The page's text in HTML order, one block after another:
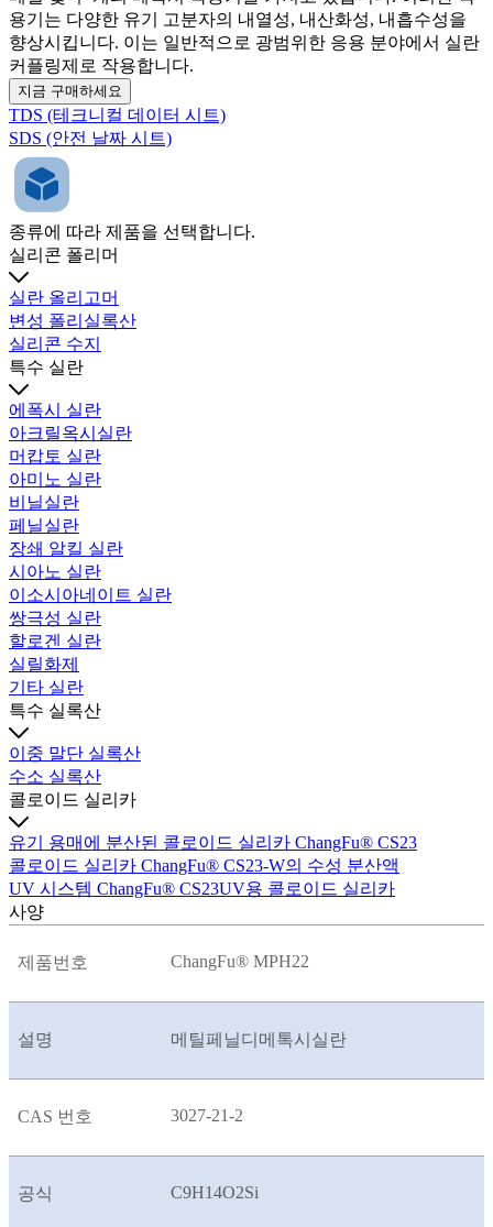
용기는 다양한 유기 고분자의 내열성, 내산화성, 내흡수성을
향상시킵니다. 이는 일반적으로 광범위한 응용 분야에서 실란
커플링제로 작용합니다.
지금 구매하세요
TDS (테크니컬 데이터 시트)
SDS (안전 날짜 시트)
종류에 따라 제품을 선택합니다.
실리콘 폴리머
실란 올리고머
변성 폴리실록산
실리콘 수지
특수 실란
에폭시 실란
아크릴옥시실란
머캅토 실란
아미노 실란
비닐실란
페닐실란
장쇄 알킬 실란
시아노 실란
이소시아네이트 실란
쌍극성 실란
할로겐 실란
실릴화제
기타 실란
특수 실록산
이중 말단 실록산
수소 실록산
콜로이드 실리카
유기 용매에 분산된 콜로이드 실리카 ChangFu® CS23
콜로이드 실리카 ChangFu® CS23-W의 수성 분산액
UV 시스템 ChangFu® CS23UV용 콜로이드 실리카
사양
제품번호 ChangFu® MPH22
설명 메틸페닐디메톡시실란
CAS 번호 3027-21-2
공식 C9H14O2Si